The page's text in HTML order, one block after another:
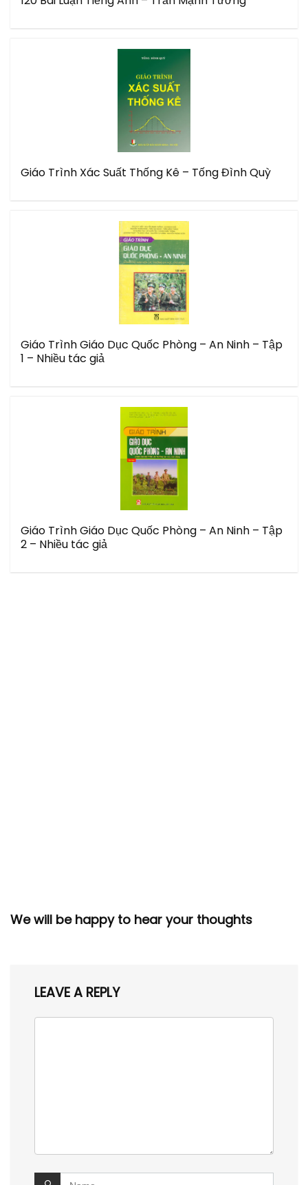
Giáo Trình Xác Suất Thống Kê – Tống Đình Quỳ
Giáo Trình Giáo Dục Quốc Phòng – An Ninh – Tập
1 – Nhiều tác giả
Giáo Trình Giáo Dục Quốc Phòng – An Ninh – Tập
2 – Nhiều tác giả
We will be happy to hear your thoughts
LEAVE A REPLY